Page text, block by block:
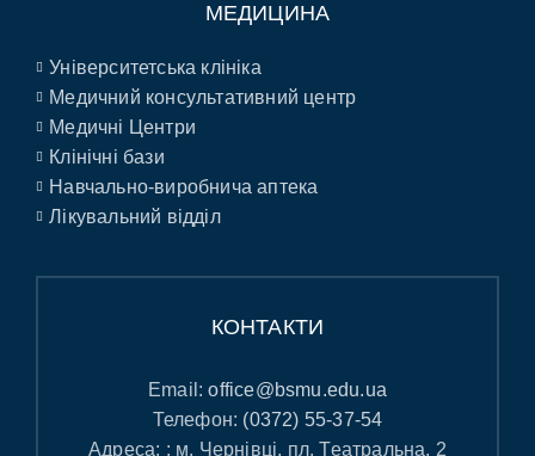
МЕДИЦИНА
Університетська клініка
Медичний консультативний центр
Медичні Центри
Клінічні бази
Навчально-виробнича аптека
Лікувальний відділ
КОНТАКТИ
Email:office@bsmu.edu.ua
Телефон: (0372) 55-37-54
Адреса: : м. Чернівці, пл. Театральна, 2